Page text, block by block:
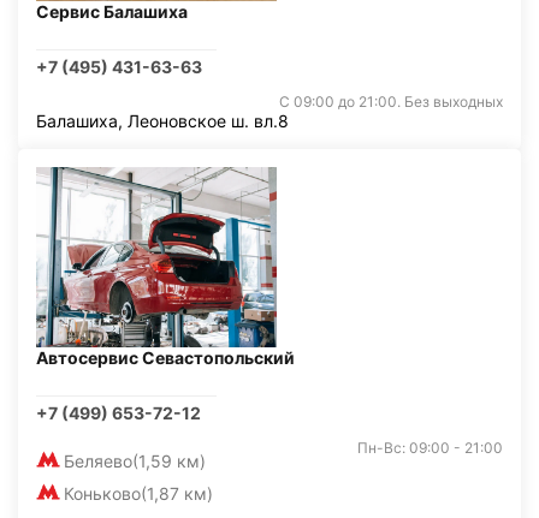
Сервис Балашиха
+7 (495) 431-63-63
С 09:00 до 21:00. Без выходных
Балашиха, Леоновское ш. вл.8
Автосервис Севастопольский
+7 (499) 653-72-12
Беляево(1,59 км)
Коньково(1,87 км)
Пн-Вс: 09:00 - 21:00